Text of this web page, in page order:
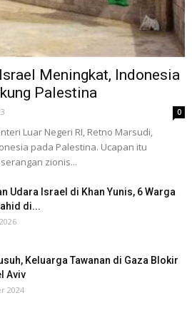
Meningkat, Indonesia
Palestina
0
Luar Negeri RI, Retno Marsudi,
pada Palestina. Ucapan itu
zionis...
Udara Israel di Khan Yunis, 6 Warga
di...
Keluarga Tawanan di Gaza Blokir
Aviv
2024